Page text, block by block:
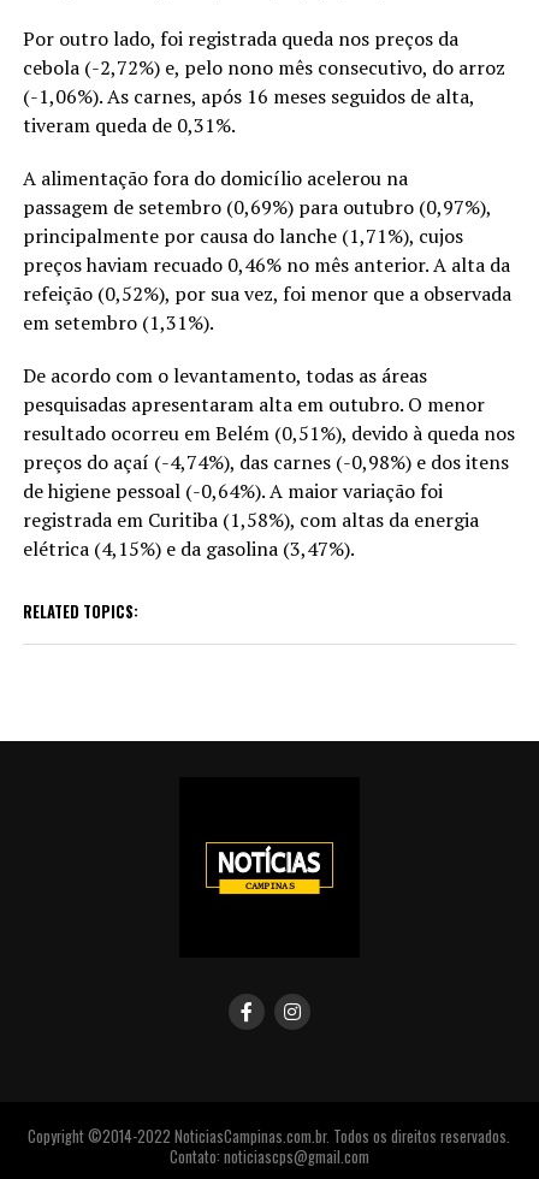
Por outro lado, foi registrada queda nos preços da
cebola (-2,72%) e, pelo nono mês consecutivo, do arroz
(-1,06%). As carnes, após 16 meses seguidos de alta,
tiveram queda de 0,31%.
A alimentação fora do domicílio acelerou na
passagem de setembro (0,69%) para outubro (0,97%),
principalmente por causa do lanche (1,71%), cujos
preços haviam recuado 0,46% no mês anterior. A alta da
refeição (0,52%), por sua vez, foi menor que a observada
em setembro (1,31%).
De acordo com o levantamento, todas as áreas
pesquisadas apresentaram alta em outubro. O menor
resultado ocorreu em Belém (0,51%), devido à queda nos
preços do açaí (-4,74%), das carnes (-0,98%) e dos itens
de higiene pessoal (-0,64%). A maior variação foi
registrada em Curitiba (1,58%), com altas da energia
elétrica (4,15%) e da gasolina (3,47%).
RELATED TOPICS:
Copyright ©2014-2022 NoticiasCampinas.com.br. Todos os direitos reservados.
Contato: noticiascps@gmail.com